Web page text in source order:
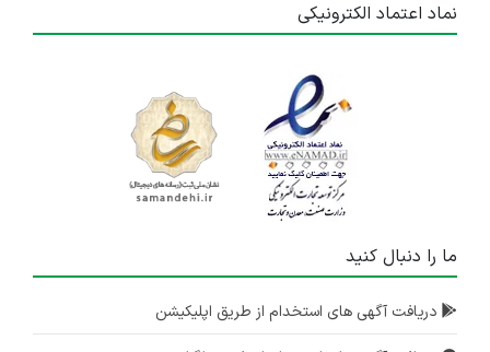
آذربایجان شرقی
۳ سال پیش
استخدام مدیر و سرپرست فروش
آذربایجان شرقی
نماد اعتماد الکترونیکی
ما را دنبال کنید
دریافت آگهی های استخدام از طریق اپلیکیشن